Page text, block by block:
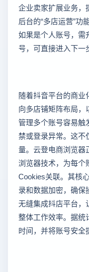
企业卖家扩展业务，
后台的“多店运营”功
如果是个人账号，需
号，可直接进入下一
随着抖音平台的商
向多店铺矩阵布局
管理多个账号容易触
禁或登录异常。这不
量。云登电商浏览器
浏览器技术，为每个
Cookies关联。其核
录和数据加密，确
无缝集成抖店平台，
整体工作效率。据统
时间，并将账号安全